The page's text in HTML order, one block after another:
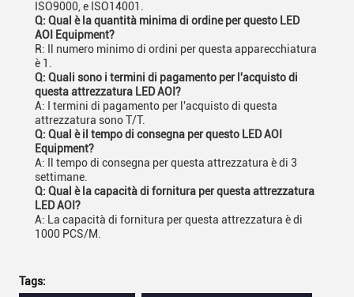
ISO9000, e ISO14001.
Q: Qual è la quantità minima di ordine per questo LED
AOI Equipment?
R: Il numero minimo di ordini per questa apparecchiatura
è 1.
Q: Quali sono i termini di pagamento per l'acquisto di
questa attrezzatura LED AOI?
A: I termini di pagamento per l'acquisto di questa
attrezzatura sono T/T.
Q: Qual è il tempo di consegna per questo LED AOI
Equipment?
A: Il tempo di consegna per questa attrezzatura è di 3
settimane.
Q: Qual è la capacità di fornitura per questa attrezzatura
LED AOI?
A: La capacità di fornitura per questa attrezzatura è di
1000 PCS/M.
Tags: